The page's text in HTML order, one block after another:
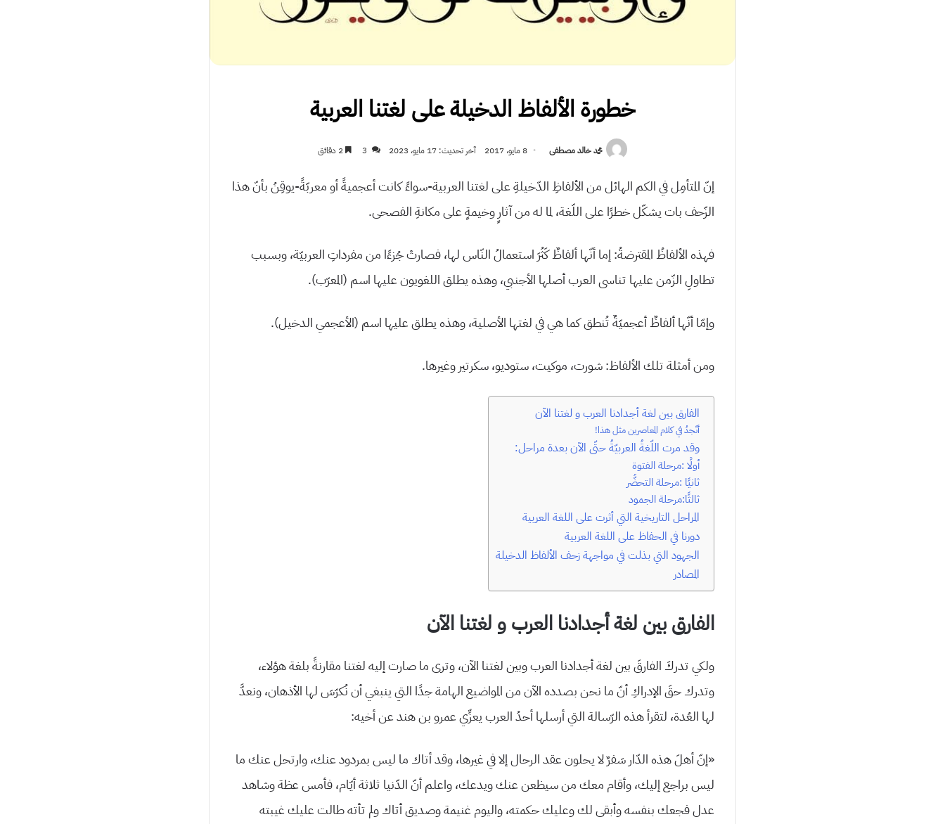
خطورة الألفاظ الدخيلة على لغتنا العربية
محمد خالد مصطفى 8 مايو، 2017 آخر تحديث: 17 مايو، 2023 3
إنّ المتأمِل في الكم الهائل من الألفاظِ الدّخيلةِ على لغتنا العربية-سواءً كانت أعجميةً أو معربّةً-يوقِنُ بأنّ هذا
الزّحف بات يشكّل خطرًا على اللّغة، لما له من آثارٍ وخيمةٍ على مكانةِ الفصحى.
فهذه الألفاظُ المقترضةُ: إما أنّها ألفاظٌ كَثُرَ استعمالُ النّاس لها، فصارتْ جُزءًا من مفرداتِ العربيّة، وبسبب
تطاولِ الزّمن عليها تناسى العرب أصلها الأجنبي، وهذه يطلق اللغويون عليها اسم (المعرّب).
وإمّا أنّها ألفاظٌ أعجميّةٌ تُنطق كما هي في لغتها الأصلية، وهذه يطلق عليها اسم (الأعجمي الدخيل).
ومن أمثلة تلك الألفاظ: شورت، موكيت، ستوديو، سكرتير وغيرها.
الفارق بين لغة أجدادنا العرب و لغتنا الآن
أتَجدُ في كلام المعاصرين مثل هذا!
وقد مرت اللّغةُ العربيّةُ حتّى الآن بعدة مراحل:
أولًا :مرحلة الفتوة
ثانيًا :مرحلة التحضُّر
ثالثًا:مرحلة الجمود
المراحل التاريخية التي أثرت على اللغة العربية
دورنا في الحفاظ على اللغة العربية
الجهود التي بذلت في مواجهة زحف الألفاظ الدخيلة
المصادر
الفارق بين لغة أجدادنا العرب و لغتنا الآن
ولكي تدركَ الفارقَ بين لغة أجدادنا العرب وبين لغتنا الآن، وترى ما صارت إليه لغتنا مقارنةً بلغة هؤلاء،
وتدرك حقَ الإدراكِ أنّ ما نحن بصدده الآن من المواضيع الهامة جدًا التي ينبغي أن نُكرّسَ لها الأذهان، ونعدَّ
لها العُدة، لتقرأ هذه الرّسالة التي أرسلها أحدُ العرب يعزِّي عمرو بن هند عن أخيه:
«إنّ أهلَ هذه الدّار سَفرٌ لا يحلون عقد الرحال إلا في غيرها، وقد أتاك ما ليس بمردود عنك، وارتحل عنك ما
ليس براجع إليك، وأقام معك من سيظعن عنك ويدعك، واعلم أنّ الدّنيا ثلاثة أيّام، فأمس عظة وشاهد
عدل فجعك بنفسه وأبقى لك وعليك حكمته، واليوم غنيمة وصديق أتاك ولم تأته طالت عليك غيبته